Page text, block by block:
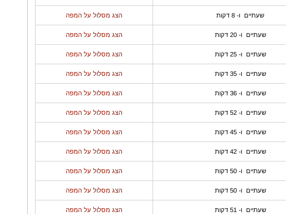
שעתיים ו- 8 דקות הצג מסלול על המפה
שעתיים ו- 20 דקות הצג מסלול על המפה
שעתיים ו- 25 דקות הצג מסלול על המפה
שעתיים ו- 35 דקות הצג מסלול על המפה
שעתיים ו- 36 דקות הצג מסלול על המפה
שעתיים ו- 52 דקות הצג מסלול על המפה
שעתיים ו- 45 דקות הצג מסלול על המפה
שעתיים ו- 42 דקות הצג מסלול על המפה
שעתיים ו- 50 דקות הצג מסלול על המפה
שעתיים ו- 50 דקות הצג מסלול על המפה
שעתיים ו- 51 דקות הצג מסלול על המפה